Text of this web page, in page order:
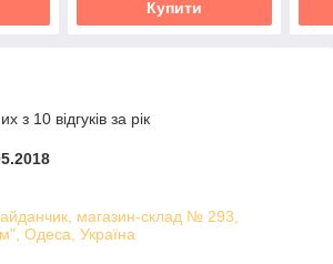
Купити
з 10 відгуків за рік
магазин-склад № 293,
Одеса, Україна